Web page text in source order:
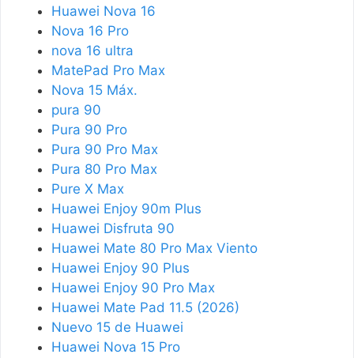
Huawei Nova 16
Nova 16 Pro
nova 16 ultra
MatePad Pro Max
Nova 15 Máx.
pura 90
Pura 90 Pro
Pura 90 Pro Max
Pura 80 Pro Max
Pure X Max
Huawei Enjoy 90m Plus
Huawei Disfruta 90
Huawei Mate 80 Pro Max Viento
Huawei Enjoy 90 Plus
Huawei Enjoy 90 Pro Max
Huawei Mate Pad 11.5 (2026)
Nuevo 15 de Huawei
Huawei Nova 15 Pro